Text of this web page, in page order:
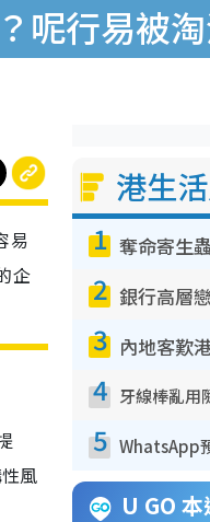
呢行易被
易
企
風
港生
1
2
3
4
5
U GO